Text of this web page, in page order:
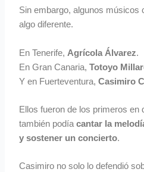
Sin embargo, algunos músicos
algo diferente.
En Tenerife, Agrícola Álvarez.
En Gran Canaria,Totoyo
Y en Fuerteventura,Casimiro
Ellos fueron de los primeros en
también podíacantar la
y sostener un concierto.
Casimiro no solo lo defendió